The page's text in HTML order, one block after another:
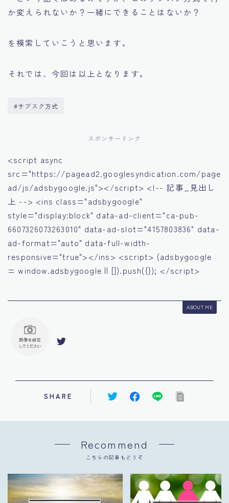
か変えられないか？一緒にできることはないか？
を模索していこうと思います。
それでは、今回は以上となります。
#サブスク方式
スポンサーリンク
<script async
src="https://pagead2.googlesyndication.com/page
ad/js/adsbygoogle.js"></script> <!-- 記事_見出し
上 --> <ins class="adsbygoogle"
style="display:block" data-ad-client="ca-pub-
6607326073263010" data-ad-slot="4157803836" data-
ad-format="auto" data-full-width-
responsive="true"></ins> <script> (adsbygoogle
= window.adsbygoogle || []).push({}); </script>
ABOUT ME
SHARE
Recommend
こちらの記事もどうぞ